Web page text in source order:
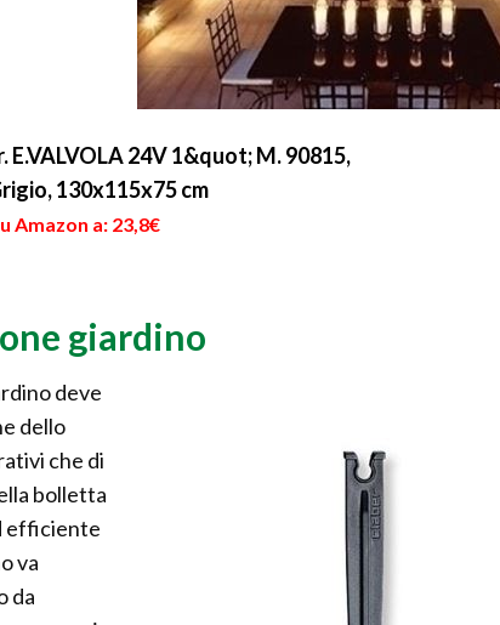
E.VALVOLA 24V 1&quot; M. 90815,
130x115x75 cm
Amazon a: 23,8€
giardino
deve
dello
che di
bolletta
efficiente
va
da